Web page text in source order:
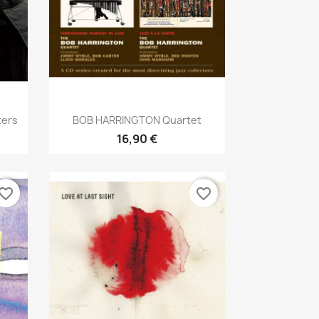
Aperçu rapide
BOB HARRINGTON Quartet
16,90 €
favorite_border